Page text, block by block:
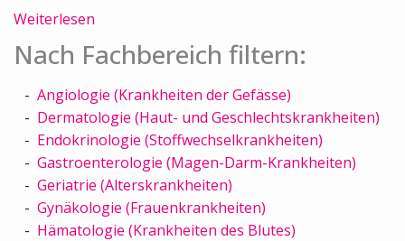
Weiterlesen
Nach Fachbereich filtern:
Angiologie (Krankheiten der Gefässe)
Dermatologie (Haut- und Geschlechtskrankheiten)
Endokrinologie (Stoffwechselkrankheiten)
Gastroenterologie (Magen-Darm-Krankheiten)
Geriatrie (Alterskrankheiten)
Gynäkologie (Frauenkrankheiten)
Hämatologie (Krankheiten des Blutes)